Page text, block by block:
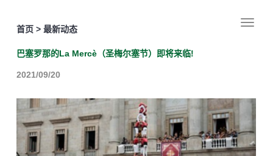
首页 > 最新动态
巴塞罗那的La Mercè（圣梅尔塞节）即将来临!
2021/09/20